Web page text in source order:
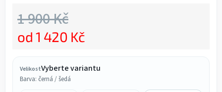
VelikostVyberte variantu
Barva: černá / šedá
1 900 Kč
od 1 420 Kč